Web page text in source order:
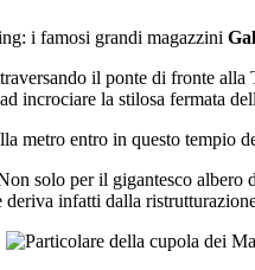
i famosi grandi magazzini
il ponte di fronte
incrociare la stilosa fermata
metro entro in questo tempio
solo per il gigantesco
infatti dalla